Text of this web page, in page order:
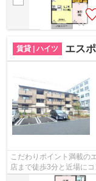
賃貸 | ハイツ エス
こだわりポイント満載の
店まで徒歩3分と近場に
式駐車場がご利用いただ